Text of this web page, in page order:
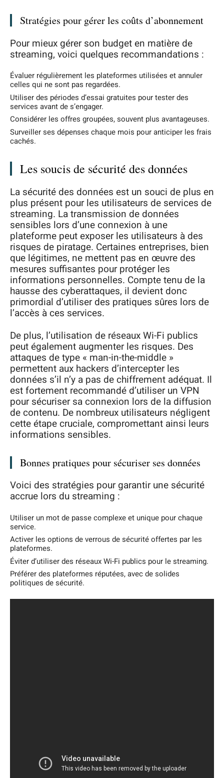
Stratégies pour gérer les coûts d’abonnement
Pour mieux gérer son budget en matière de
streaming, voici quelques recommandations :
Évaluer régulièrement les plateformes utilisées et annuler
celles qui ne sont pas regardées.
Utiliser des périodes d’essai gratuites pour tester des
services avant de s’engager.
Considérer les offres groupées, souvent plus avantageuses.
Surveiller ses dépenses chaque mois pour anticiper les frais
cachés.
Les soucis de sécurité des données
La sécurité des données est un souci de plus en
plus présent pour les utilisateurs de services de
streaming. La transmission de données
sensibles lors d’une connexion à une
plateforme peut exposer les utilisateurs à des
risques de piratage. Certaines entreprises, bien
que légitimes, ne mettent pas en œuvre des
mesures suffisantes pour protéger les
informations personnelles. Compte tenu de la
hausse des cyberattaques, il devient donc
primordial d’utiliser des pratiques sûres lors de
l’accès à ces services.
De plus, l’utilisation de réseaux Wi-Fi publics
peut également augmenter les risques. Des
attaques de type « man-in-the-middle »
permettent aux hackers d’intercepter les
données s’il n’y a pas de chiffrement adéquat. Il
est fortement recommandé d’utiliser un VPN
pour sécuriser sa connexion lors de la diffusion
de contenu. De nombreux utilisateurs négligent
cette étape cruciale, compromettant ainsi leurs
informations sensibles.
Bonnes pratiques pour sécuriser ses données
Voici des stratégies pour garantir une sécurité
accrue lors du streaming :
Utiliser un mot de passe complexe et unique pour chaque
service.
Activer les options de verrous de sécurité offertes par les
plateformes.
Éviter d’utiliser des réseaux Wi-Fi publics pour le streaming.
Préférer des plateformes réputées, avec de solides
politiques de sécurité.